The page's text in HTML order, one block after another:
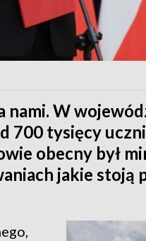
nami. W
700 tysięcy
obecny był
jakie stoją